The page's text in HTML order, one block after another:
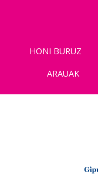
HONI BURUZ
ARAUAK